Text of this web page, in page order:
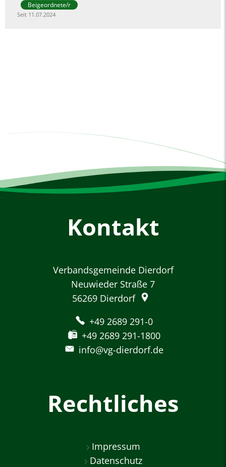
Beigeordnete/r
Seit 11.07.2024
Kontakt
Verbandsgemeinde Dierdorf
Neuwieder Straße 7
56269 Dierdorf
+49 2689 291-0
+49 2689 291-1800
info@vg-dierdorf.de
Rechtliches
Impressum
Datenschutz